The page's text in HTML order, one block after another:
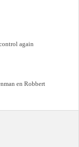
again
en Robbert